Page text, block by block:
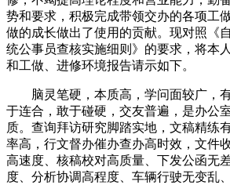
势和要求，积极完成带领交办的各项工
做的成长做出了使用的贡献。现对照《
统公事员查核实施细则》的要求，将本
和工做、进修环境报告请示如下。
脑灵笔硬，本质高，学问面较广，
于连合，敢于碰硬，交友普遍，是办公
质。查询拜访研究脚踏实地，文稿精练
率高，行文督办催办查办高时效，文件
高速度、核稿校对高质量、下发公函无
度、分析协调高程度、车辆行驶无变乱